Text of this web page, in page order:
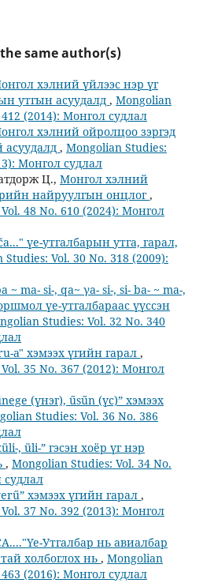
same author(s)
хэлний үйлээс нэр үг
утгын асуудалд , Mongolian
(2014): Монгол судлал
хэлний ойролцоо зэргэд
асуудалд , Mongolian Studies:
Монгол судлал
Ц., Монгол хэлний
найруулгын онцлог,
48 No. 610 (2024): Монгол
үе-утгалбарын утга, гарал,
Studies: Vol. 30 No. 318 (2009):
~ ma- si-, qa~ γa- si-, si- ba- ~ ma-,
үе-утгалбараас үүссэн
Studies: Vol. 32 No. 340
a" хэмээх үгийн гарал ,
35 No. 367 (2012): Монгол
(үнэг), űsűn (үс)” хэмээх
Studies: Vol. 36 No. 386
, üli-” гэсэн хоёр үг нэр
, Mongolian Studies: Vol. 34 No.
судлал
хэмээх үгийн гарал ,
37 No. 392 (2013): Монгол
Утгалбар нь авиалбар
холбоглох нь , Mongolian
(2016): Монгол судлал